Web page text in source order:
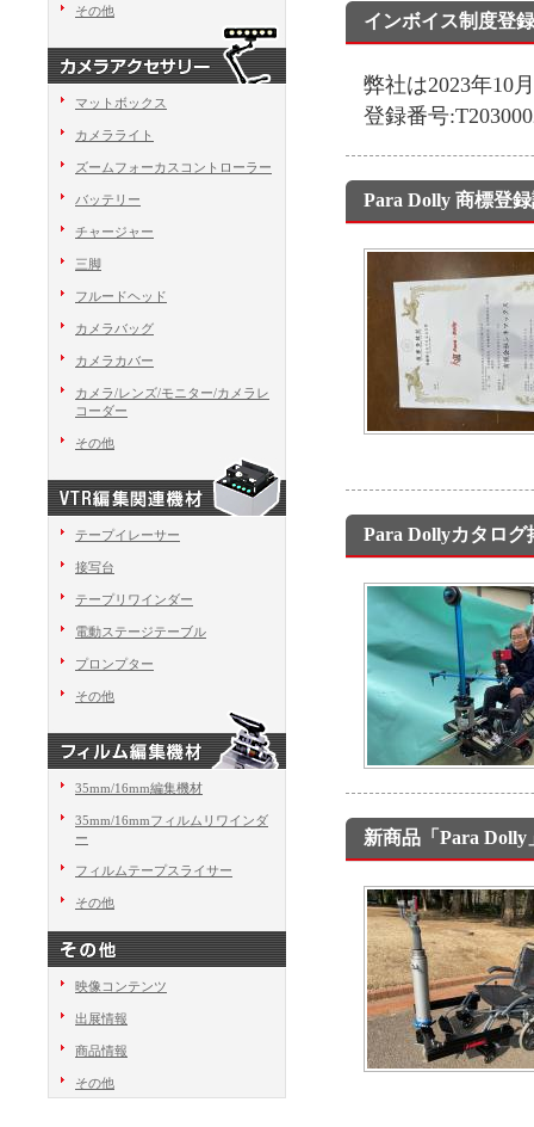
インボイス制度登
弊社は2023年10
登録番号
Para Dolly 商標登
Para Dollyカタログ
新商品「Para Dolly
その他
マットボックス
カメラライト
ズームフォーカスコントローラー
バッテリー
チャージャー
三脚
フルードヘッド
カメラバッグ
カメラカバー
カメラ/レンズ/モニター/カメラレ
コーダー
その他
テープイレーサー
接写台
テープリワインダー
電動ステージテーブル
プロンプター
その他
35mm/16mm編集機材
35mm/16mmフィルムリワインダ
ー
フィルムテープスライサー
その他
映像コンテンツ
出展情報
商品情報
その他